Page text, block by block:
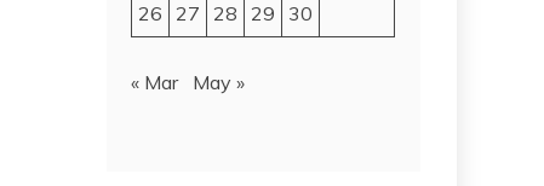
26
27 28 29 30
« Mar May »